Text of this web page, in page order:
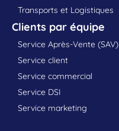
Transports et Logistiques
Clients par équipe
Service Après-Vente (SAV)
Service client
Service commercial
Service DSI
Service marketing